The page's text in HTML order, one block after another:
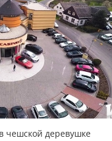
чешской деревушке